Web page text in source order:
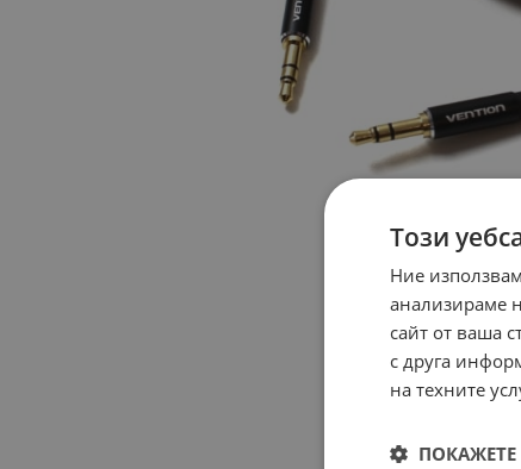
Този
Ние
анализираме
сайт от ваша
с друга
на техните